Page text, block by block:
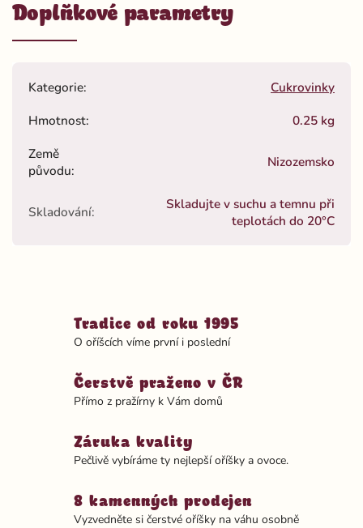
Tradice od roku 1995
O oříšcích víme první i poslední
Čerstvě praženo v ČR
Přímo z pražírny k Vám domů
Záruka kvality
Pečlivě vybíráme ty nejlepší oříšky a ovoce.
8 kamenných prodejen
Vyzvedněte si čerstvé oříšky na váhu osobně
Doplňkové parametry
Kategorie:
Cukrovinky
Hmotnost:
0.25 kg
Země
původu:
Nizozemsko
Skladování:
Skladujte v suchu a temnu při
teplotách do 20°C